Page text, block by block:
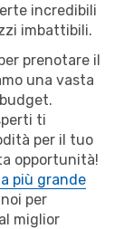
incredibili
imbattibili.
prenotare il
una vasta
ti
per il tuo
opportunità!
più grande
per
miglior